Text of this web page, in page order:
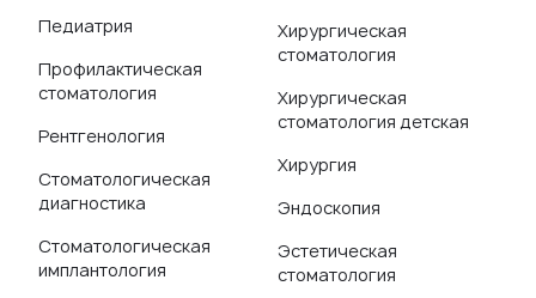
Педиатрия
Профилактическая
стоматология
Рентгенология
Стоматологическая
диагностика
Стоматологическая
имплантология
Хирургическая
стоматология
Хирургическая
стоматология детская
Хирургия
Эндоскопия
Эстетическая
стоматология